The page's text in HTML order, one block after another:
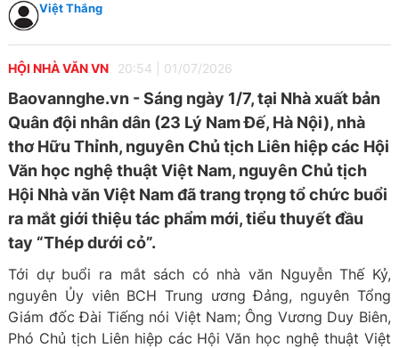
Việt Thắng
HỘI NHÀ VĂN VN 20:54 01/07/2026
Baovannghe.vn - Sáng ngày 1/7, tại Nhà xuất bản
Quân đội nhân dân (23 Lý Nam Đế, Hà Nội), nhà
thơ Hữu Thỉnh, nguyên Chủ tịch Liên hiệp các Hội
Văn học nghệ thuật Việt Nam, nguyên Chủ tịch
Hội Nhà văn Việt Nam đã trang trọng tổ chức buổi
ra mắt giới thiệu tác phẩm mới, tiểu thuyết đầu
tay “Thép dưới cỏ”.
Tới dự buổi ra mắt sách có nhà văn Nguyễn Thế Kỷ,
nguyên Ủy viên BCH Trung ương Đảng, nguyên Tổng
Giám đốc Đài Tiếng nói Việt Nam; Ông Vương Duy Biên,
Phó Chủ tịch Liên hiệp các Hội Văn học nghệ thuật Việt